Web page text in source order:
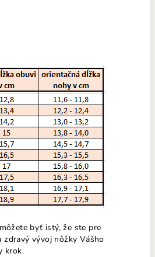
byť istý, že ste pre
zdravý vývoj nôžky Vášho
krok.